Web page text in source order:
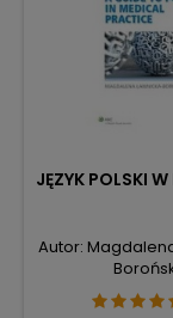
JĘZYK POLSKI
Autor: